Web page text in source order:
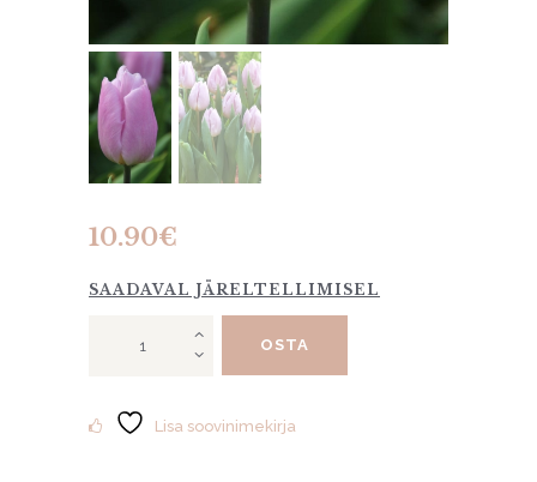
10.90€
SAADAVAL JÄRELTELLIMISEL
"Candy
kogus
OSTA
Lisa soovinimekirja